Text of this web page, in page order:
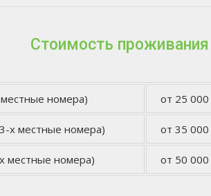
Стоимость проживания
номера) от 25 000
х местные номера) от 35 000
местные номера) от 50 000